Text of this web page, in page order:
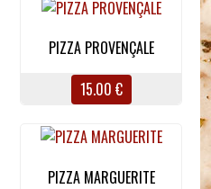
PIZZA PROVENÇALE
15.00 €
PIZZA MARGUERITE